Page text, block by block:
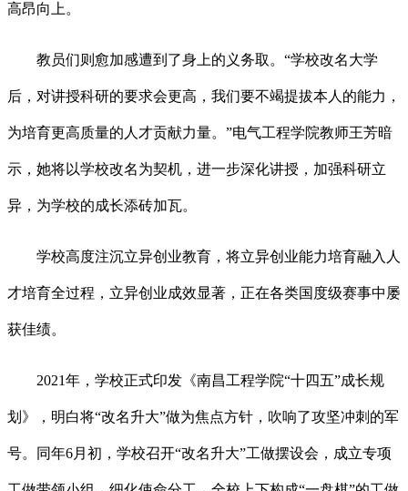
高昂向上。
教员们则愈加感遭到了身上的义务取。“学校改名大学
后，对讲授科研的要求会更高，我们要不竭提拔本人的能力，
为培育更高质量的人才贡献力量。”电气工程学院教师王芳暗
示，她将以学校改名为契机，进一步深化讲授，加强科研立
异，为学校的成长添砖加瓦。
学校高度注沉立异创业教育，将立异创业能力培育融入人
才培育全过程，立异创业成效显著，正在各类国度级赛事中屡
获佳绩。
2021年，学校正式印发《南昌工程学院“十四五”成长规
划》，明白将“改名升大”做为焦点方针，吹响了攻坚冲刺的军
号。同年6月初，学校召开“改名升大”工做摆设会，成立专项